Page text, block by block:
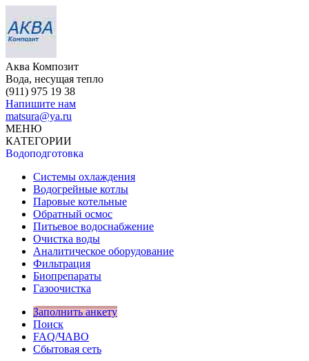
Аква Композит
Вода, несущая тепло
(911) 975 19 38
Напишите нам
matsura@ya.ru
МЕНЮ
КАТЕГОРИИ
Водоподготовка
Системы охлаждения
Водогрейные котлы
Паровые котельные
Обратный осмос
Питьевое водоснабжение
Очистка воды
Аналитическое оборудование
Фильтрация
Биопрепараты
Газоочистка
Заполнить анкету
Поиск
FAQ/ЧАВО
Сбытовая сеть